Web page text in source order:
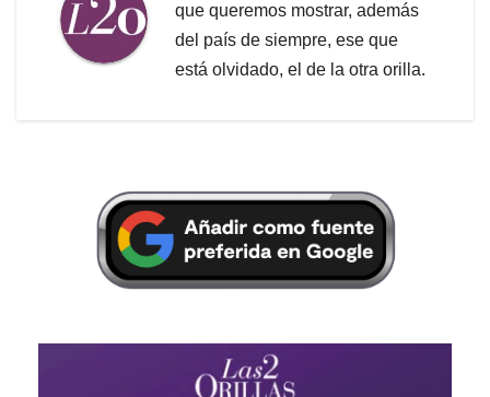
que queremos mostrar, además
del país de siempre, ese que
está olvidado, el de la otra orilla.